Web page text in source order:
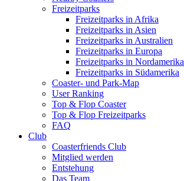
Freizeitparks
Freizeitparks in Afrika
Freizeitparks in Asien
Freizeitparks in Australien
Freizeitparks in Europa
Freizeitparks in Nordamerika
Freizeitparks in Südamerika
Coaster- und Park-Map
User Ranking
Top & Flop Coaster
Top & Flop Freizeitparks
FAQ
Club
Coasterfriends Club
Mitglied werden
Entstehung
Das Team